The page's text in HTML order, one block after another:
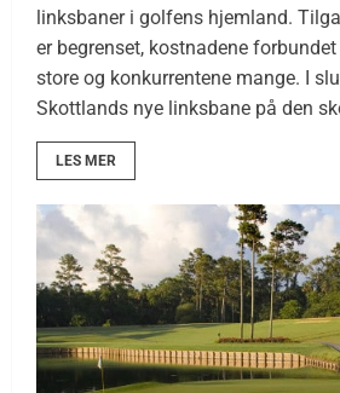
linksbaner i golfens hjemland.
er begrenset, kostnadene
store og konkurrentene mange. I
Skottlands nye linksbane på den
LES MER